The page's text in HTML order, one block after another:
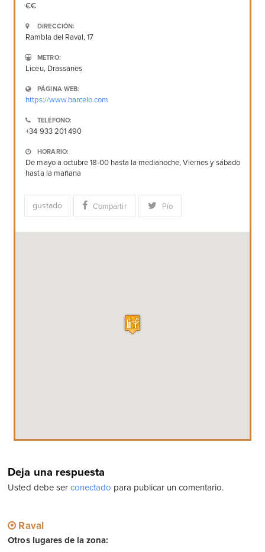
€€
DIRECCIÓN:
Rambla del Raval, 17
METRO:
Liceu, Drassanes
PÁGINA WEB:
https://www.barcelo.com
TELÉFONO:
+34 933 201 490
HORARIO:
De mayo a octubre 18-00 hasta la medianoche, Viernes y sábado
hasta la mañana
gustado Compartir Pío
Deja una respuesta
Usted debe ser conectado para publicar un comentario.
Raval
Otros lugares de la zona: